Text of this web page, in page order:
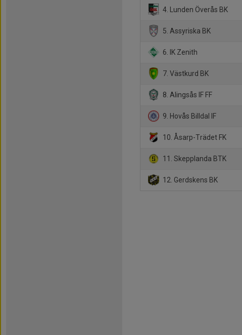
4. Lunden Överås BK
5. Assyriska BK
6. IK Zenith
7. Västkurd BK
8. Alingsås IF FF
9. Hovås Billdal IF
10. Åsarp-Trädet FK
11. Skepplanda BTK
12. Gerdskens BK